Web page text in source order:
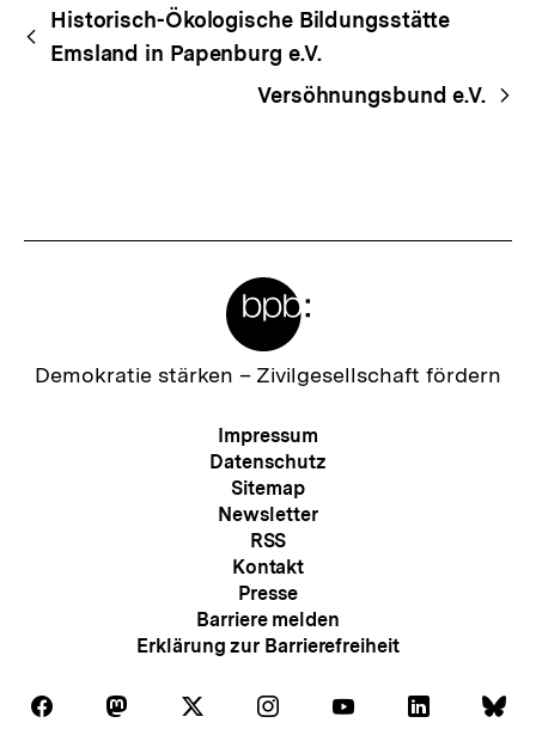
Begriffsnavigation
Content-
Navigation
Historisch-Ökologische Bildungsstätte
Emsland in Papenburg e.V.
Versöhnungsbund e.V.
Zur
Demokratie stärken – Zivilgesellschaft fördern
Meta-
Navigation
Impressum
Datenschutz
Sitemap
Newsletter
RSS
Kontakt
Presse
Barriere melden
Erklärung zur Barrierefreiheit
Folgen
Auf
Folgen Folgen Folgen
Auf
Folgen Folgen